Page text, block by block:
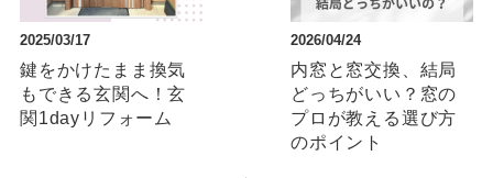
2025/03/17
鍵をかけたまま換気
もできる玄関へ！玄
関1dayリフォーム
2026/04/24
内窓と窓交換、結局
どっちがいい？窓の
プロが教える選び方
のポイント